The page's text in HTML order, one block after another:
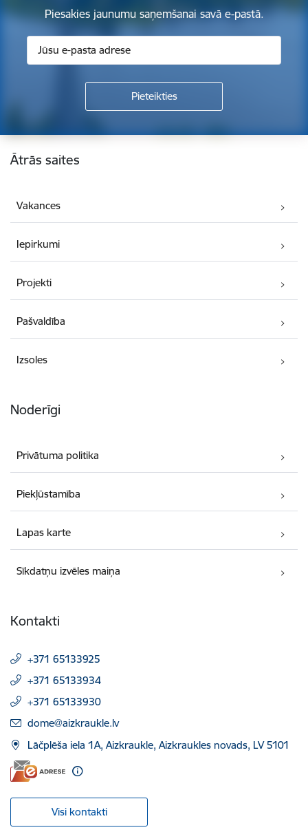
Piesakies jaunumu saņemšanai savā e-pastā.
Kājene
Ātrās saites
Vakances
Iepirkumi
Projekti
Pašvaldība
Izsoles
Noderīgi
Privātuma politika
Piekļūstamība
Lapas karte
Sīkdatņu izvēles maiņa
Kontakti
+371 65133925
+371 65133934
+371 65133930
E-pasts:
dome@aizkraukle.lv
Lāčplēša iela 1A, Aizkraukle, Aizkraukles novads, LV 5101
Visi kontakti